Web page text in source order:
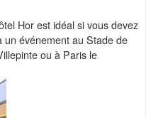
Hor est idéal si vous devez
événement au Stade de
ou à Paris le